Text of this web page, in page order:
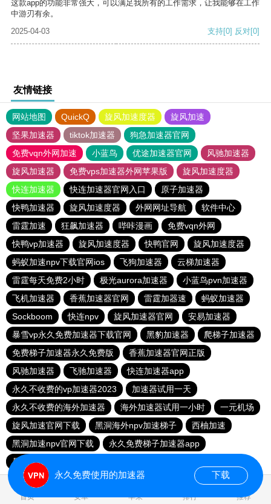
这款app的功能非常强大，可以满足我所有的工作需求，让我能够在工作
中游刃有余。
2025-04-03
支持[0] 反对[0]
友情链接
网站地图 QuickQ 旋风加速度器
旋风加速
坚果加速器
tiktok加速器
狗急加速器官网
免费vqn外网加速
小蓝鸟 优途加速器官网
风驰加速器
旋风加速器
免费vps加速器外网苹果版
旋风加速度器
快连加速器
快连加速器官网入口
原子加速器
快鸭加速器
旋风加速度器 外网网址导航
软件中心
雷霆加速
狂飙加速器 哔咔漫画
免费vqn外网
快鸭vp加速器
旋风加速度器 快鸭官网
旋风加速度器
蚂蚁加速npv下载官网ios
飞狗加速器
云梯加速器
雷霆每天免费2小时
极光aurora加速器
小蓝鸟pvn加速器
飞机加速器
香蕉加速器官网 雷霆加器速
蚂蚁加速器
Sockboom
快连npv 旋风加速器官网
安易加速器
暴雪vp永久免费加速器下载官网
黑豹加速器
爬梯子加速器
免费梯子加速器永久免费版
香蕉加速器官网正版
风驰加速器
飞驰加速器
快连加速器app
永久不收费的vp加速器2023
加速器试用一天
永久不收费的海外加速器
海外加速器试用一小时
一元机场
旋风加速官网下载
黑洞海外npv加速梯子
西柚加速
黑洞加速npv官网下载
永久免费梯子加速器app
暴雪加速器
首页 安卓 苹果 排行 推荐
永久免费使用的加速器 下载
0.048059s